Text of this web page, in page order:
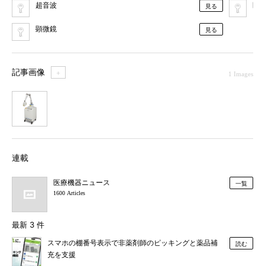
超音波 見る
顕微鏡 見る
医
記事画像 ＋ 1 Images
連載
医療機器ニュース
1600 Articles
一覧
最新 3 件
スマホの棚番号表示で非薬剤師のピッキングと薬品補
充を支援
読む